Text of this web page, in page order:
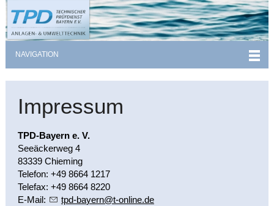
NAVIGATION
Impressum
TPD-Bayern e. V.
Seeäckerweg 4
83339 Chieming
Telefon: +49 8664 1217
Telefax: +49 8664 8220
E-Mail:
tpd-b y rn t- nln
d